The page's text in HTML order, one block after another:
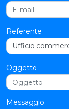
Referente
Oggetto
Messaggio